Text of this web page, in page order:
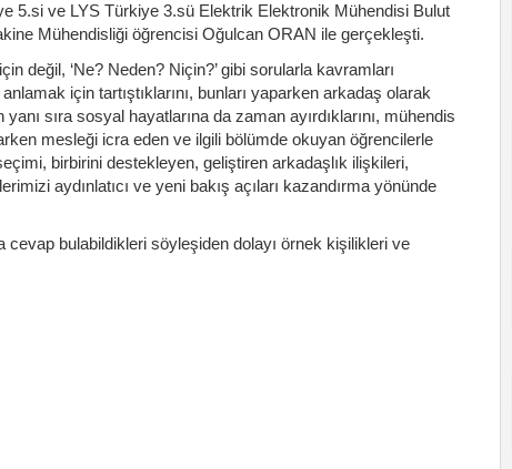
5.si ve LYS Türkiye 3.sü Elektrik Elektronik Mühendisi Bulut
Mühendisliği öğrencisi Oğulcan ORAN ile gerçekleşti.
değil, ‘Ne? Neden? Niçin?’ gibi sorularla kavramları
için tartıştıklarını, bunları yaparken arkadaş olarak
sıra sosyal hayatlarına da zaman ayırdıklarını, mühendis
mesleği icra eden ve ilgili bölümde okuyan öğrencilerle
birbirini destekleyen, geliştiren arkadaşlık ilişkileri,
aydınlatıcı ve yeni bakış açıları kazandırma yönünde
bulabildikleri söyleşiden dolayı örnek kişilikleri ve